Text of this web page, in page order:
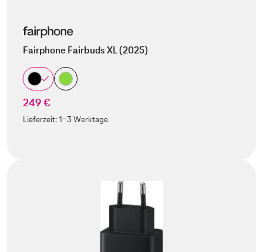
Fairphone Fairbuds XL (2025)
249 €
Lieferzeit:1-3 Werktage